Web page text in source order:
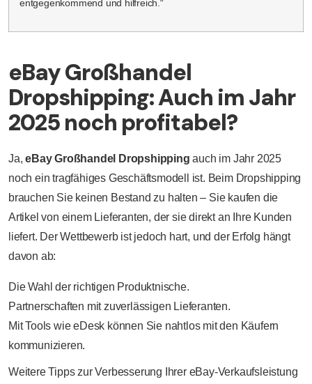
entgegenkommend und hilfreich.“
eBay Großhandel
Dropshipping: Auch im Jahr
2025 noch profitabel?
Ja,eBay Großhandel Dropshipping auch im Jahr 2025
noch ein tragfähiges Geschäftsmodell ist. Beim Dropshipping
brauchen Sie keinen Bestand zu halten – Sie kaufen die
Artikel von einem Lieferanten, der sie direkt an Ihre Kunden
liefert. Der Wettbewerb ist jedoch hart, und der Erfolg hängt
davon ab:
Die Wahl der richtigen Produktnische.
Partnerschaften mit zuverlässigen Lieferanten.
Mit Tools wie eDesk können Sie nahtlos mit den Käufern
kommunizieren.
Weitere Tipps zur Verbesserung Ihrer eBay-Verkaufsleistung